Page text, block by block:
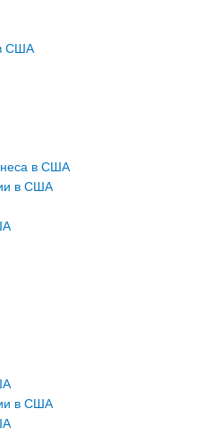
США
в США
в США
в США